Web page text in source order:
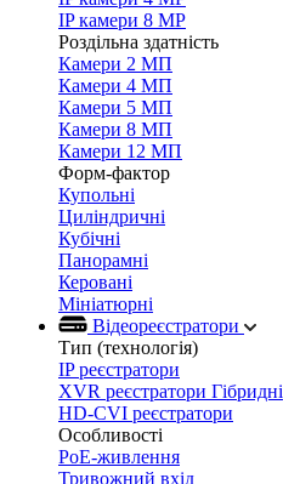
IP камери 8 MP
Роздільна здатність
Камери 2 МП
Камери 4 МП
Камери 5 МП
Камери 8 МП
Камери 12 МП
Форм-фактор
Купольні
Циліндричні
Кубічні
Панорамні
Керовані
Мініатюрні
Відеореєстратори
Тип (технологія)
IP реєстратори
XVR реєстратори Гібридні
HD-CVI реєстратори
Особливості
PoE-живлення
Тривожний вхід